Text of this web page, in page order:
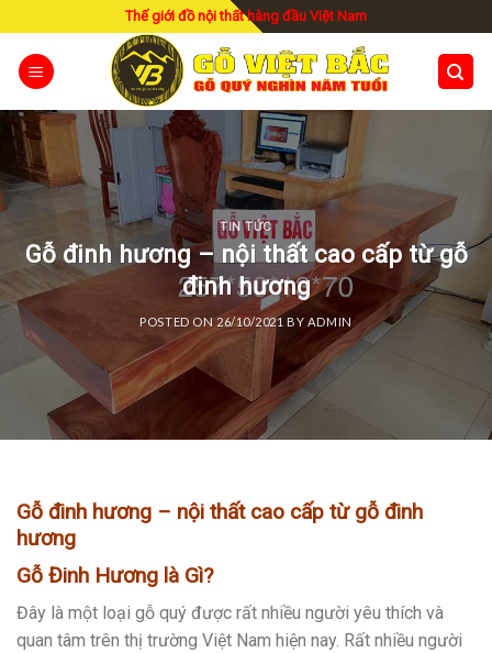
to
content
Thế giới đồ nội thất hàng đầu Việt Nam
TIN TỨC
Gỗ đinh hương – nội thất cao cấp từ gỗ
đinh hương
POSTED ON26/10/2021 BY ADMIN
Gỗ đinh hương – nội thất cao cấp từ gỗ đinh
hương
Gỗ Đinh Hương là Gì?
Đây là một loại gỗ quý được rất nhiều người yêu thích và
quan tâm trên thị trường Việt Nam hiện nay. Rất nhiều người